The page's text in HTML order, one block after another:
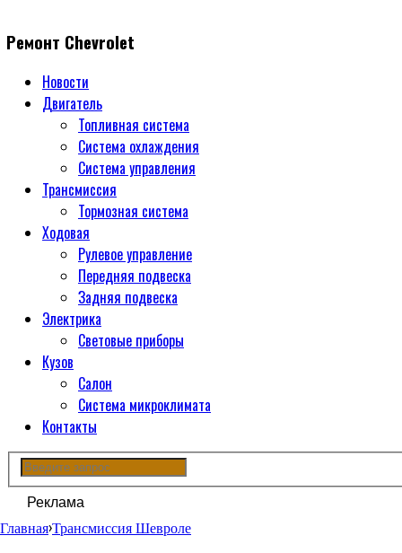
Ремонт Chevrolet
Новости
Двигатель
Топливная система
Система охлаждения
Система управления
Трансмиссия
Тормозная система
Ходовая
Рулевое управление
Передняя подвеска
Задняя подвеска
Электрика
Световые приборы
Кузов
Салон
Система микроклимата
Контакты
Реклама
Главная›Трансмиссия Шевроле